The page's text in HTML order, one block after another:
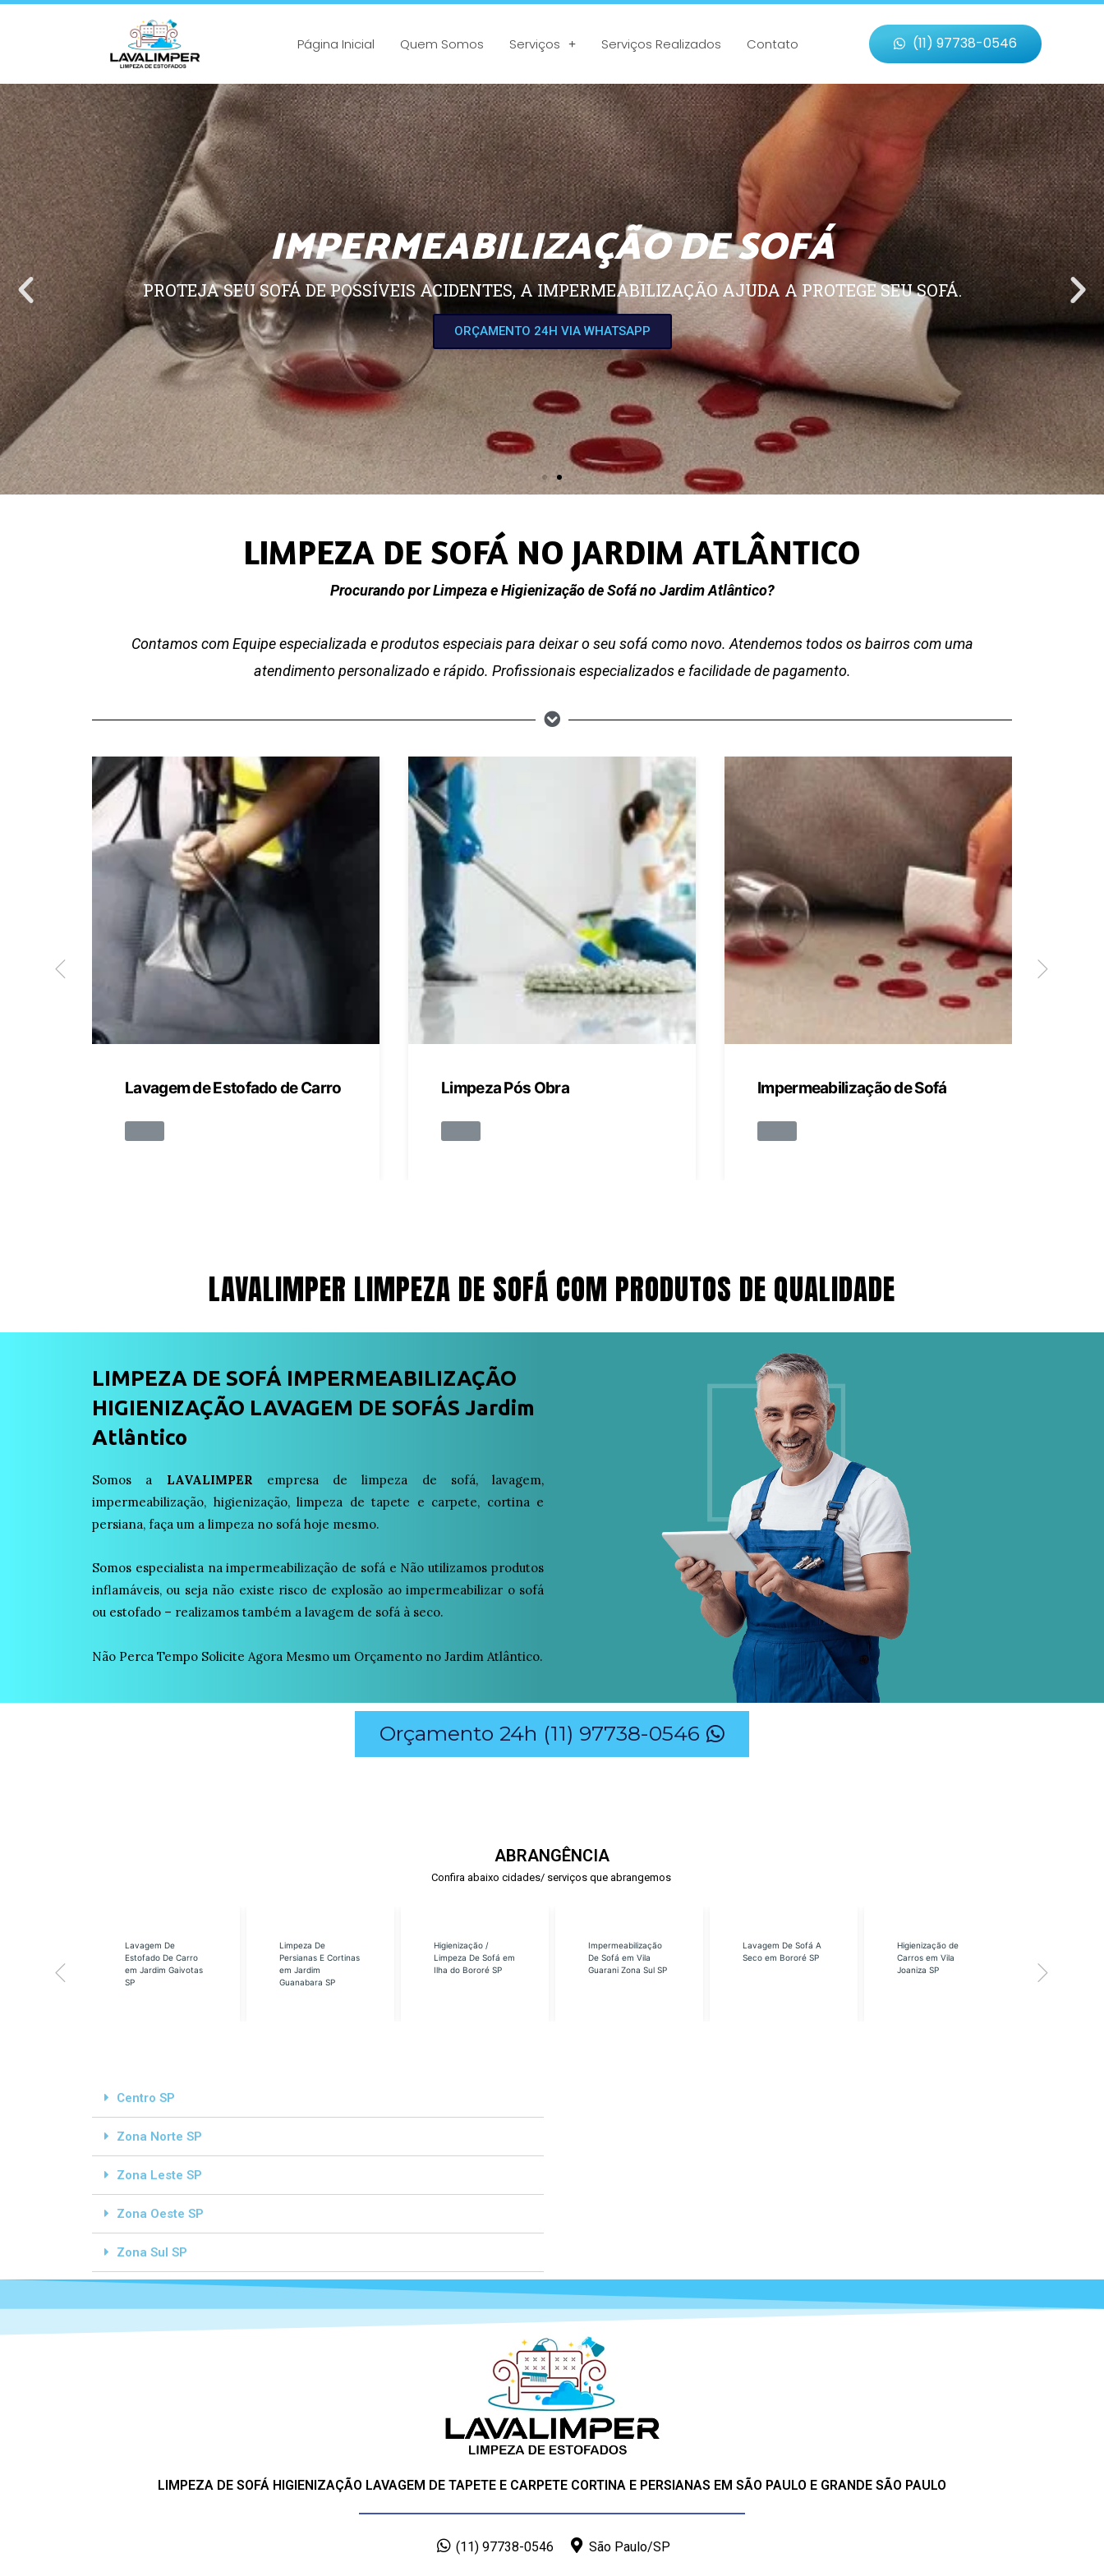
Página Inicial Quem Somos Serviços Serviços Realizados Contato (11) 97738-0546
IMPERMEABILIZAÇÃO DE SOFÁ
PROTEJA SEU SOFÁ DE POSSÍVEIS ACIDENTES, A IMPERMEABILIZAÇÃO AJUDA A PROTEGE SEU SOFÁ.
ORÇAMENTO 24H VIA WHATSAPP
LIMPEZA DE SOFÁ NO JARDIM ATLÂNTICO
Procurando por Limpeza e Higienização de Sofá no Jardim Atlântico?
Contamos com Equipe especializada e produtos especiais para deixar o seu sofá como novo. Atendemos todos os bairros com uma
atendimento personalizado e rápido. Profissionais especializados e facilidade de pagamento.
Lavagem de Estofado de Carro Limpeza Pós Obra Impermeabilização de Sofá
LAVALIMPER LIMPEZA DE SOFÁ COM PRODUTOS DE QUALIDADE
LIMPEZA DE SOFÁ IMPERMEABILIZAÇÃO
HIGIENIZAÇÃO LAVAGEM DE SOFÁS Jardim
Atlântico
Somos a LAVALIMPER empresa de limpeza de sofá, lavagem,
impermeabilização, higienização, limpeza de tapete e carpete, cortina e
persiana, faça um a limpeza no sofá hoje mesmo.
Somos especialista na impermeabilização de sofá e Não utilizamos produtos
inflamáveis, ou seja não existe risco de explosão ao impermeabilizar o sofá
ou estofado – realizamos também a lavagem de sofá à seco.
Não Perca Tempo Solicite Agora Mesmo um Orçamento no Jardim Atlântico.
Orçamento 24h (11) 97738-0546
ABRANGÊNCIA
Confira abaixo cidades/ serviços que abrangemos
Lavagem De
Estofado De Carro
em Jardim Gaivotas
SP
Limpeza De
Persianas E Cortinas
em Jardim
Guanabara SP
Higienização /
Limpeza De Sofá em
Ilha do Bororé SP
Impermeabilização
De Sofá em Vila
Guarani Zona Sul SP
Lavagem De Sofá A
Seco em Bororé SP
Higienização de
Carros em Vila
Joaniza SP
Centro SP
Zona Norte SP
Zona Leste SP
Zona Oeste SP
Zona Sul SP
LIMPEZA DE SOFÁ HIGIENIZAÇÃO LAVAGEM DE TAPETE E CARPETE CORTINA E PERSIANAS EM SÃO PAULO E GRANDE SÃO PAULO
(11) 97738-0546 São Paulo/SP